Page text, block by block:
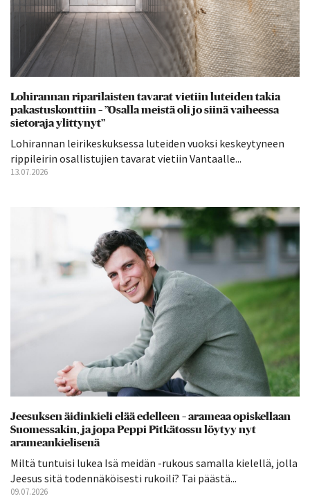
Lohirannan riparilaisten tavarat vietiin luteiden takia
pakastuskonttiin – ”Osalla meistä oli jo siinä vaiheessa
sietoraja ylittynyt”
Lohirannan leirikeskuksessa luteiden vuoksi keskeytyneen
rippileirin osallistujien tavarat vietiin Vantaalle...
13.07.2026
Jeesuksen äidinkieli elää edelleen – arameaa opiskellaan
Suomessakin, ja jopa Peppi Pitkätossu löytyy nyt
arameankielisenä
Miltä tuntuisi lukea Isä meidän -rukous samalla kielellä, jolla
Jeesus sitä todennäköisesti rukoili? Tai päästä...
09.07.2026